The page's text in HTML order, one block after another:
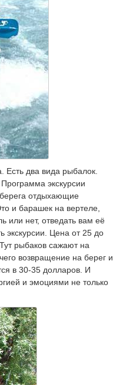
Есть два вида рыбалок.
экскурсии
отдыхающие
и барашек на вертеле,
или нет, отведать вам её
экскурсии. Цена от 25 до
рыбаков сажают на
возвращение на берег и
в 30-35 долларов. И
и эмоциями не только